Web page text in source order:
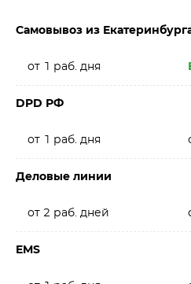
Самовывоз из
от 1 раб. дня
DPD РФ
от 1 раб. дня
Деловые линии
от 2 раб. дней
EMS